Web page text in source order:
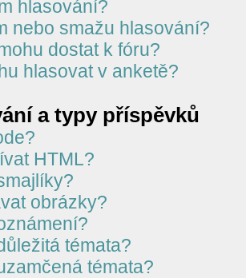
hlasování?
nebo smažu hlasování?
dostat k fóru?
hlasovat v anketě?
a typy příspěvků
HTML?
obrázky?
témata?
témata?